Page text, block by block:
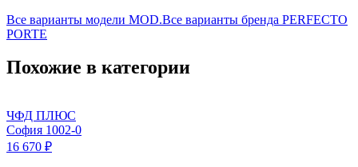
Все варианты модели MOD.Все варианты бренда PERFECTO
PORTE
Похожие в категории
ЧФД ПЛЮС
София 1002-0
16 670 ₽